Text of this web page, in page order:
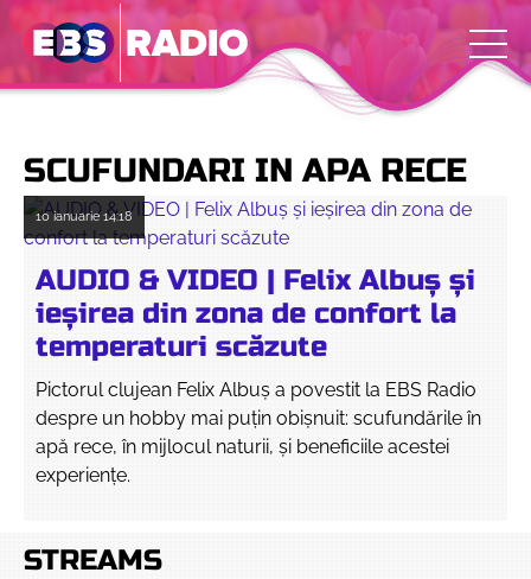
SCUFUNDARI IN APA RECE
10 ianuarie14:18
AUDIO & VIDEO | Felix Albuș și
ieșirea din zona de confort la
temperaturi scăzute
Pictorul clujean Felix Albuș a povestit la EBS Radio
despre un hobby mai puțin obișnuit: scufundările în
apă rece, în mijlocul naturii, și beneficiile acestei
experiențe.
STREAMS